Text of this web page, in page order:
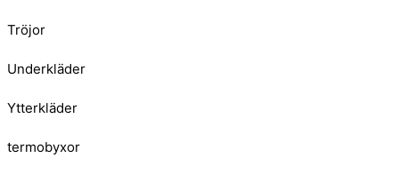
Tröjor
Underkläder
Ytterkläder
termobyxor